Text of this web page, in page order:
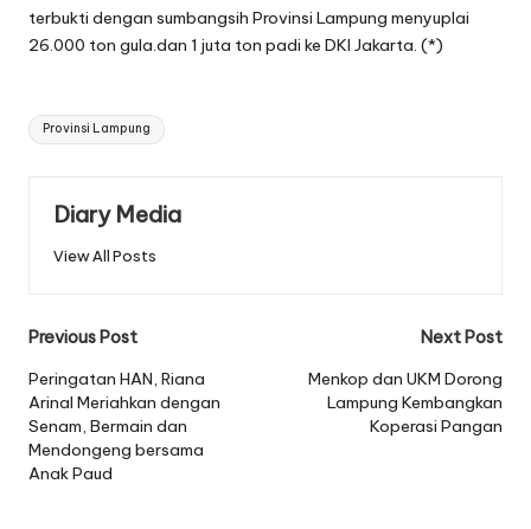
terbukti dengan sumbangsih Provinsi Lampung menyuplai
26.000 ton gula.dan 1 juta ton padi ke DKI Jakarta. (*)
Tags:
Provinsi Lampung
Diary Media
View All Posts
Post
navigation
Previous Post
Peringatan HAN, Riana
Arinal Meriahkan dengan
Senam, Bermain dan
Mendongeng bersama
Anak Paud
Next Post
Menkop dan UKM Dorong
Lampung Kembangkan
Koperasi Pangan